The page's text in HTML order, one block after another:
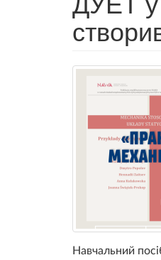
Навчальний